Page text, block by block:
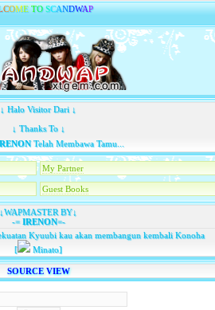
COME TO SCANDWAP
↓ Halo Visitor Dari ↓
↓ Thanks To ↓
Telah Membawa Tamu...
My Partner
Guest Books
↓WAPMASTER BY↓
-=IRENON=-
Kyuubi kau akan membangun kembali Konoha
[
Minato]
SOURCE VIEW